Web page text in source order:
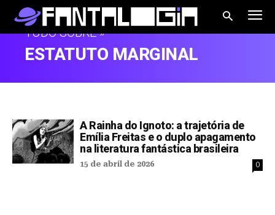
TUDO SOBRE »
ESTATUTO MARGINAL
A Rainha do Ignoto: a trajetória de
Emília Freitas e o duplo apagamento
na literatura fantástica brasileira
15 de abril de 2026 0